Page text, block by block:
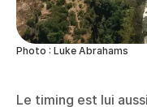
Photo : Luke Abrahams
Le timing est lui